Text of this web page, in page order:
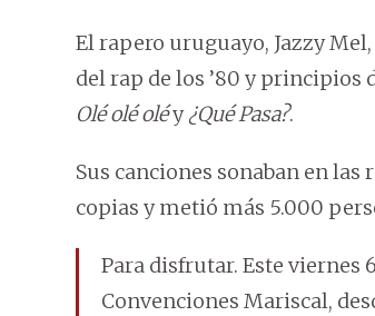
El rapero uruguayo, Jazzy
del rap de los ’80 y principios
Olé olé oléy¿Qué Pasa?.
Sus canciones sonaban en las
copias y metió más 5.000
Para disfrutar. Este viernes
Convenciones Mariscal,